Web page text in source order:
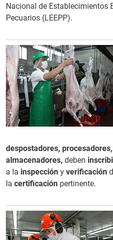
Nacional de Establecimientos
Pecuarios (LEEPP).
despostadores,
almacenadores, deben
a la inspección y verificación
la certificación pertinente.